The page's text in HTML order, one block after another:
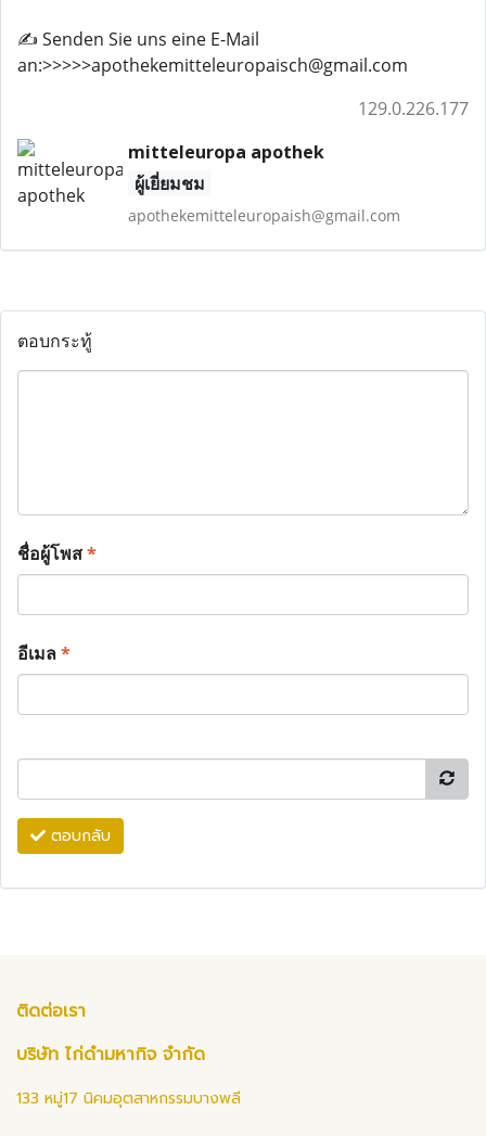
✍️ Senden Sie uns eine E-Mail
an:>>>>>apothekemitteleuropaisch@gmail.com
129.0.226.177
mitteleuropa apothek
ผู้เยี่ยมชม
apothekemitteleuropaish@gmail.com
ตอบกระทู้
ชื่อผู้โพส*
อีเมล*
ตอบกลับ
ติดต่อเรา
บริษัท ไก่ดำมหากิจ จำกัด
133 หมู่17 นิคมอุตสาหกรรมบางพลี